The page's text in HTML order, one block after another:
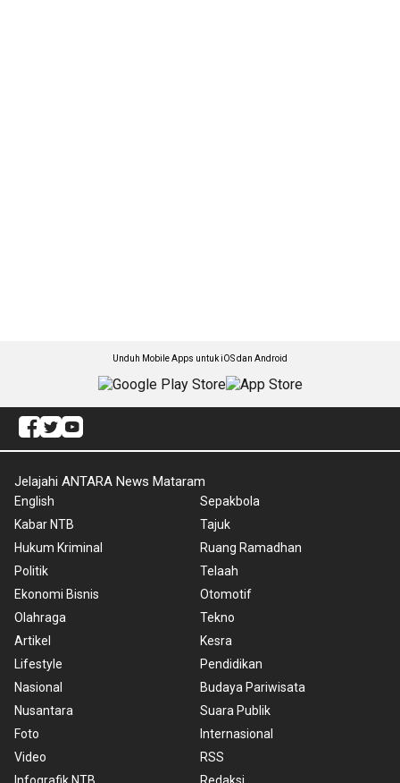
Unduh Mobile Apps untuk iOS dan Android
Jelajahi ANTARA News Mataram
English
Kabar NTB
Hukum Kriminal
Politik
Ekonomi Bisnis
Olahraga
Artikel
Lifestyle
Nasional
Nusantara
Foto
Video
Sepakbola
Tajuk
Ruang Ramadhan
Telaah
Otomotif
Tekno
Kesra
Pendidikan
Budaya Pariwisata
Suara Publik
Internasional
RSS